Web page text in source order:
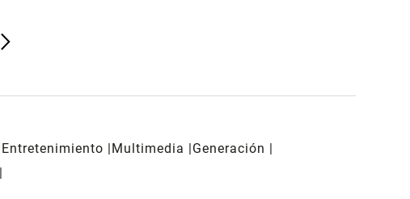
arrow_forward_ios
Entretenimiento Multimedia
Generación